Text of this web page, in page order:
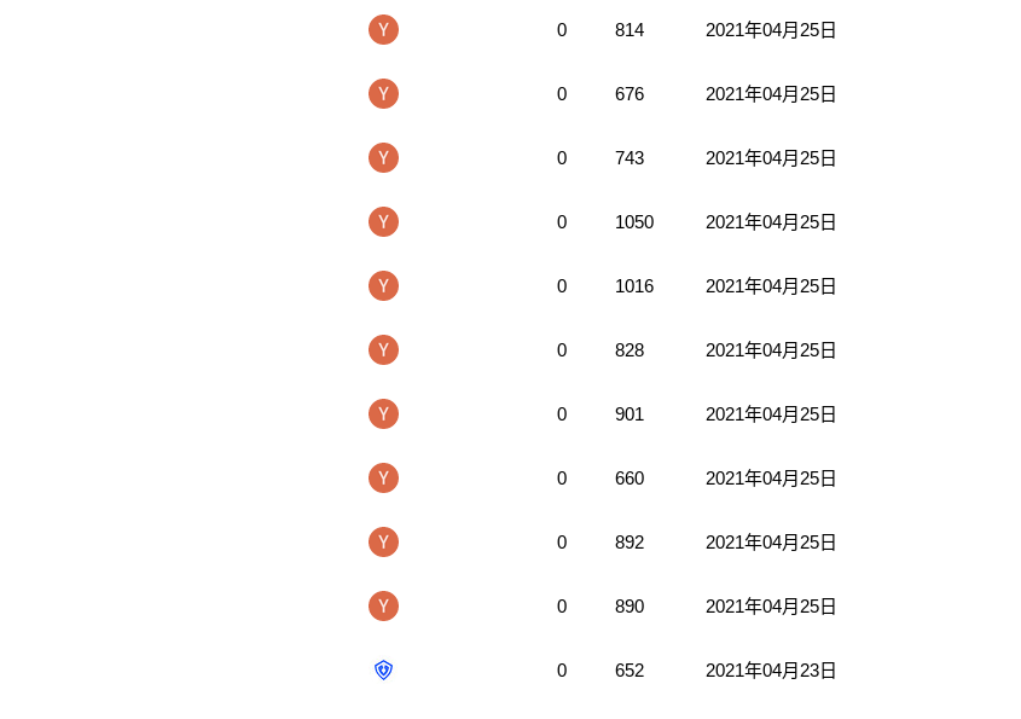
0 814 2021年04月25日
0 676 2021年04月25日
0 743 2021年04月25日
0 1050 2021年04月25日
0 1016 2021年04月25日
0 828 2021年04月25日
0 901 2021年04月25日
0 660 2021年04月25日
0 892 2021年04月25日
0 890 2021年04月25日
0 652 2021年04月23日